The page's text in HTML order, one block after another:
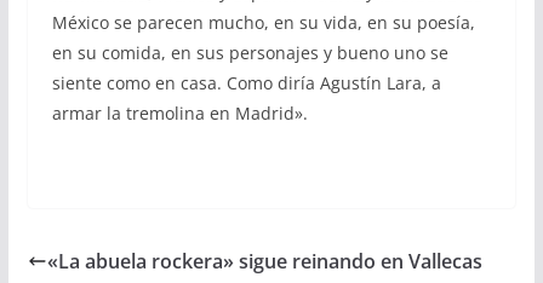
México se parecen mucho, en su vida, en su poesía,
en su comida, en sus personajes y bueno uno se
siente como en casa. Como diría Agustín Lara, a
armar la tremolina en Madrid».
«La abuela rockera» sigue reinando en Vallecas